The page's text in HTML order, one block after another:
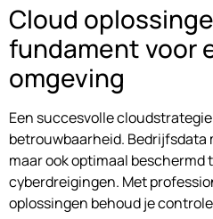
Cloud
fundament voor
omgeving
Een succesvolle
betrouwbaarheid. Bedrijfsdata
maar ook optimaal beschermd
cyberdreigingen. Met
oplossingen behoud je